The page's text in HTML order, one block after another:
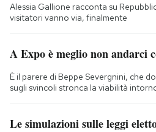
Alessia Gallione racconta su
visitatori vanno via, finalmente
A Expo è meglio non andarci
È il parere di Beppe Severgnini, che
sugli svincoli stronca la viabilità
Le simulazioni sulle leggi